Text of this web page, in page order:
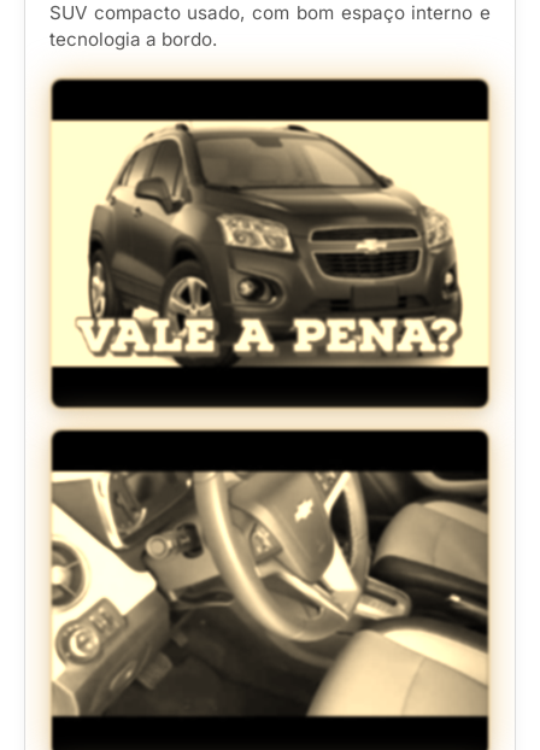
SUV compacto usado, com bom espaço interno e
tecnologia a bordo.